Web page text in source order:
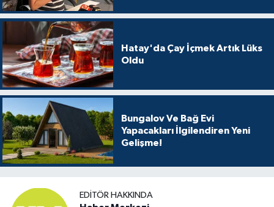
Hatay'da Çay İçmek Artık Lüks
Oldu
Bungalov Ve Bağ Evi
Yapacakları İlgilendiren Yeni
Gelişme!
EDITÖR HAKKINDA